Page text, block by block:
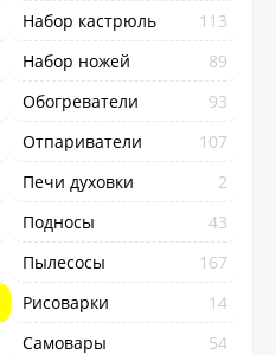
Набор кастрюль
113
Набор ножей
89
Обогреватели
93
Отпариватели
107
Печи духовки
2
Подносы
43
Пылесосы
167
Рисоварки
14
Самовары
54